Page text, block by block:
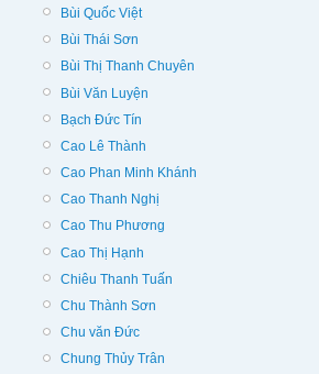
Bùi Quốc Việt
Bùi Thái Sơn
Bùi Thị Thanh Chuyên
Bùi Văn Luyện
Bạch Đức Tín
Cao Lê Thành
Cao Phan Minh Khánh
Cao Thanh Nghị
Cao Thu Phương
Cao Thị Hạnh
Chiêu Thanh Tuấn
Chu Thành Sơn
Chu văn Đức
Chung Thủy Trân